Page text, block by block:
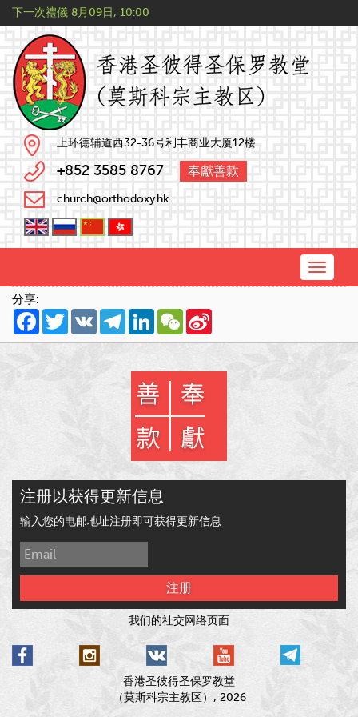
下一次禮儀 8月09日, 10:00
上环德辅道西32-36号利丰商业大厦12楼
+852 3585 8767 奉獻善款
church@orthodoxy.hk
Toggle
分享:
Facebook
TwitterVK TelegramLinkedInWeChat
注册以获得更新信息
输入您的电邮地址注册即可获得更新信息
注册
我们的社交网络页面
香港圣彼得圣保罗教堂
（莫斯科宗主教区）, 2026